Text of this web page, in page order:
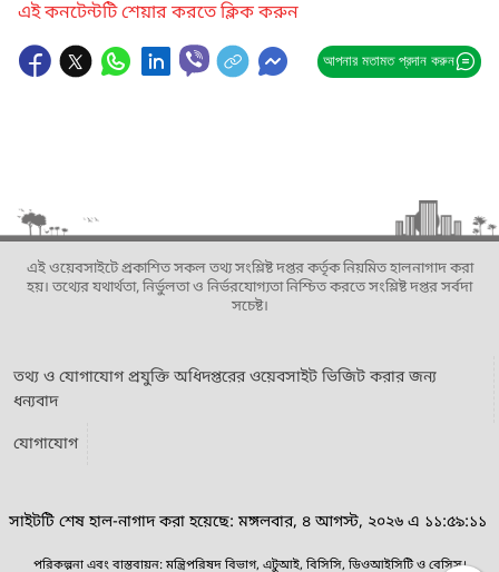
এই কনটেন্টটি শেয়ার করতে ক্লিক করুন
আপনার মতামত প্রদান করুন
এই ওয়েবসাইটে প্রকাশিত সকল তথ্য সংশ্লিষ্ট দপ্তর কর্তৃক নিয়মিত হালনাগাদ করা
হয়। তথ্যের যথার্থতা, নির্ভুলতা ও নির্ভরযোগ্যতা নিশ্চিত করতে সংশ্লিষ্ট দপ্তর সর্বদা
সচেষ্ট।
তথ্য ও যোগাযোগ প্রযুক্তি অধিদপ্তরের ওয়েবসাইট ভিজিট করার জন্য
ধন্যবাদ
যোগাযোগ
সাইটটি শেষ হাল-নাগাদ করা হয়েছে: মঙ্গলবার, ৪ আগস্ট, ২০২৬ এ ১১:৫৯:১১
পরিকল্পনা এবং বাস্তবায়ন: মন্ত্রিপরিষদ বিভাগ, এটুআই, বিসিসি, ডিওআইসিটি ও বেসিস।